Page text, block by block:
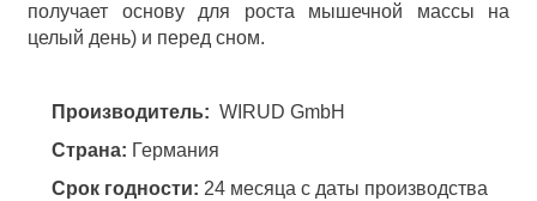
получает основу для роста мышечной массы на
целый день) и перед сном.
Производитель: WIRUD GmbH
Страна: Германия
Срок годности: 24 месяца с даты производства